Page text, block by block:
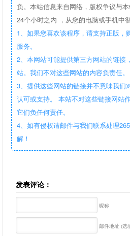
负。本站信息来自网络，版权争议与
24个小时之内 ，从您的电脑或手机中
1、如果您喜欢该程序，请支持正版，
服务。
2、本网站可能提供第三方网站的链接
站。我们不对这些网站的内容负责任。
3、提供这些网站的链接并不意味我们
认可或支持。 本站不对这些链接网站
它们负任何责任。
4、如有侵权请邮件与我们联系处理
解！
发表评论：
昵称
邮件地址 (选